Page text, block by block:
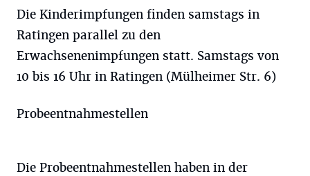
Die Kinderimpfungen finden samstags in
Ratingen parallel zu den
Erwachsenenimpfungen statt. Samstags von
10 bis 16 Uhr in Ratingen (Mülheimer Str. 6)
Probeentnahmestellen
Die Probeentnahmestellen haben in der